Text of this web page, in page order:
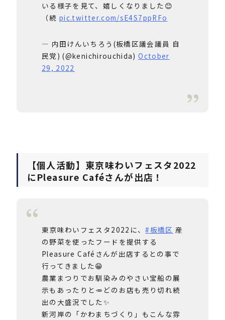
いる様子を見て、嬉しくなりました😊
（続pic.twitter.com/sE4S7ppRFo
— 内田けんいちろう(板橋区議会議員 自
民党) (@kenichirouchida)October
29, 2022
【個人活動】東京味わいフェスタ2022
にPleasure Caféさんが出店！
東京味わいフェスタ2022に、#板橋区 産
の野菜を使ったフードを提供する
Pleasure Caféさんが出店するとの事で
行ってきました😁
農業まつりでお馴染みのやさい宝船の展
示もあったりと🥕どのお店も売り切れ続
出の大盛況でした✨
新河岸の「かわまちづくり」もこんな雰